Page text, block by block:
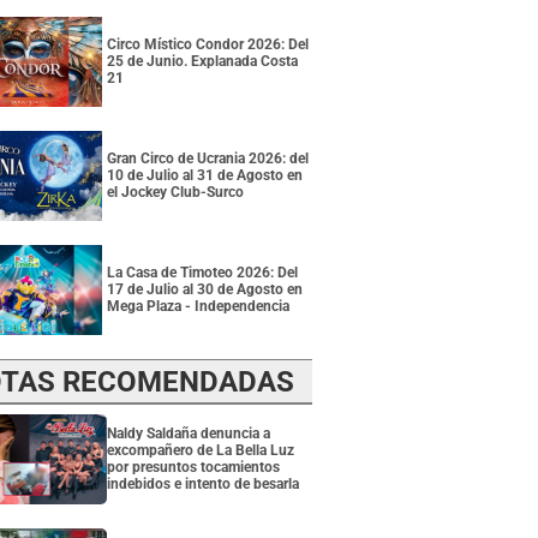
Circo Místico Condor 2026: Del
25 de Junio. Explanada Costa
21
Gran Circo de Ucrania 2026: del
10 de Julio al 31 de Agosto en
el Jockey Club-Surco
La Casa de Timoteo 2026: Del
17 de Julio al 30 de Agosto en
Mega Plaza - Independencia
RECOMENDADAS
Naldy Saldaña denuncia a
excompañero de La Bella Luz
por presuntos tocamientos
indebidos e intento de besarla